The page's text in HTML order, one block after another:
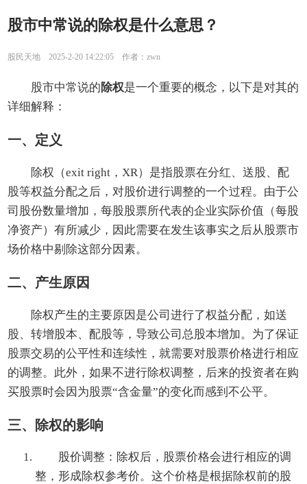
股市中常说的除权是什么意思？
股民天地 2025-2-20 14:22:05 作者：zwn
股市中常说的除权是一个重要的概念，以下是对其的
详细解释：
一、定义
除权（exit right，XR）是指股票在分红、送股、配
股等权益分配之后，对股价进行调整的一个过程。由于公
司股份数量增加，每股股票所代表的企业实际价值（每股
净资产）有所减少，因此需要在发生该事实之后从股票市
场价格中剔除这部分因素。
二、产生原因
除权产生的主要原因是公司进行了权益分配，如送
股、转增股本、配股等，导致公司总股本增加。为了保证
股票交易的公平性和连续性，就需要对股票价格进行相应
的调整。此外，如果不进行除权调整，后来的投资者在购
买股票时会因为股票“含金量”的变化而感到不公平。
三、除权的影响
股价调整：除权后，股票价格会进行相应的调
整，形成除权参考价。这个价格是根据除权前的股